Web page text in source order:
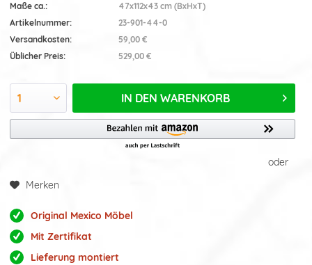
Maße ca.:
47x112x43 cm (BxHxT)
Artikelnummer:
23-901-44-0
Versandkosten:
59,00 €
Üblicher Preis:
529,00 €
IN DEN WARENKORB
oder
Merken
Original Mexico Möbel
Mit Zertifikat
Lieferung montiert